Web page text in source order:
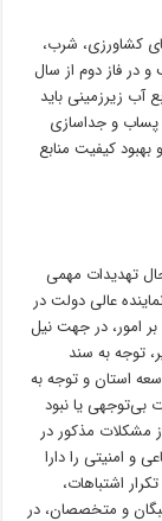
تا سال ۱۴۰۵، در بخش‌های کشاورزی، شرب،
میلیون مترمکعب و در فاز دوم از سال
منابع آب زیرزمینی باید
پساب و جداسازی
کیفیت منابع
تهدیدات مهمی
عالی دولت در
امور، در جهت نیل
توجه به سند
استان و توجه به
بی‌توجهی یا نبود
مشکلات مذکور در
و امنیتی را دارا
اشتباهات،
و متخصصان، در